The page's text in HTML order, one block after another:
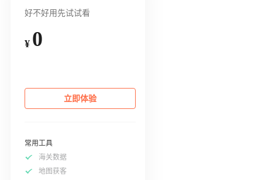
好不好用先试试看
¥ 0
立即体验
常用工具
海关数据
地图获客